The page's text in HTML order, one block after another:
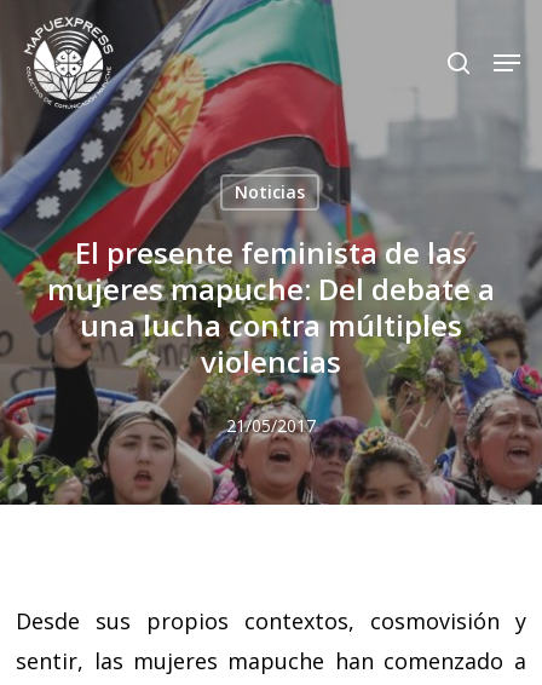
Skip
main
content
search
Noticias
El presente feminista de las
mujeres mapuche: Del debate a
una lucha contra múltiples
violencias
21/05/2017
Desde sus propios contextos, cosmovisión y
sentir, las mujeres mapuche han comenzado a
Close
Menu